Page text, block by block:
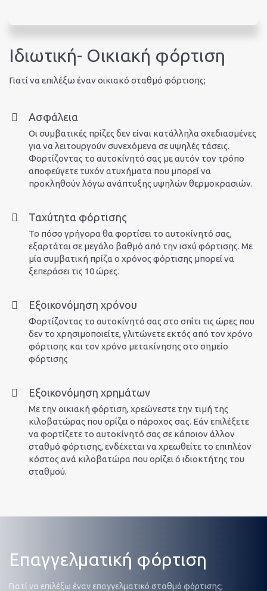
Ιδιωτική- Οικιακή φόρτιση
Γιατί να επιλέξω έναν οικιακό σταθμό φόρτισης;
Ασφάλεια
Οι συμβατικές πρίζες δεν είναι κατάλληλα σχεδιασμένες
για να λειτουργούν συνεχόμενα σε υψηλές τάσεις.
Φορτίζοντας το αυτοκίνητό σας με αυτόν τον τρόπο
αποφεύγετε τυχόν ατυχήματα που μπορεί να
προκληθούν λόγω ανάπτυξης υψηλών θερμοκρασιών.
Ταχύτητα φόρτισης
Το πόσο γρήγορα θα φορτίσει το αυτοκίνητό σας,
εξαρτάται σε μεγάλο βαθμό από την ισχύ φόρτισης. Με
μία συμβατική πρίζα ο χρόνος φόρτισης μπορεί να
ξεπεράσει τις 10 ώρες.
Εξοικονόμηση χρόνου
Φορτίζοντας το αυτοκίνητό σας στο σπίτι τις ώρες που
δεν το χρησιμοποιείτε, γλιτώνετε εκτός από τον χρόνο
φόρτισης και τον χρόνο μετακίνησης στο σημείο
φόρτισης
Εξοικονόμηση χρημάτων
Με την οικιακή φόρτιση, χρεώνεστε την τιμή της
κιλοβατώρας που ορίζει ο πάροχος σας. Εάν επιλέξετε
να φορτίζετε το αυτοκίνητό σας σε κάποιον άλλον
σταθμό φόρτισης, ενδέχεται να χρεωθείτε το επιπλέον
κόστος ανά κιλοβατώρα που ορίζει ό ιδιοκτήτης του
σταθμού.
Επαγγελματική φόρτιση
Γιατί να επιλέξω έναν επαγγελματικό σταθμό φόρτισης;